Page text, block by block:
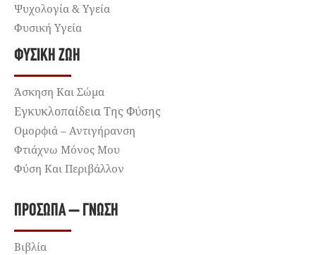
Ψυχολογία & Υγεία
Φυσική Υγεία
ΦΥΣΙΚΉ ΖΩΉ
Άσκηση Και Σώμα
Εγκυκλοπαίδεια Της Φύσης
Ομορφιά – Αντιγήρανση
Φτιάχνω Μόνος Μου
Φύση Και Περιβάλλον
ΠΡΌΣΩΠΑ – ΓΝΏΣΗ
Βιβλία